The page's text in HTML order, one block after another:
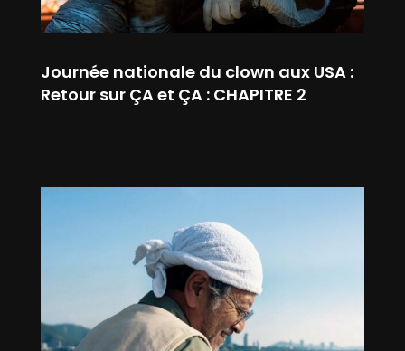
Journée nationale du clown aux USA :
Retour sur ÇA et ÇA : CHAPITRE 2